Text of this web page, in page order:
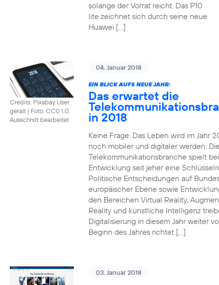
solange der Vorrat reicht. Das P10
lite zeichnet sich durch seine neue
Huawei […]
Credits: Pixabay User
geralt | Foto: CC0 1.0,
Ausschnitt bearbeitet
04. Januar 2018
EIN BLICK AUFS NEUE JAHR:
Das erwartet die
in 2018
Keine Frage: Das Leben wird im Jahr
noch mobiler und digitaler werden.
Telekommunikationsbranche spielt
Entwicklung seit jeher eine
Politische Entscheidungen auf
europäischer Ebene sowie
den Bereichen Virtual Reality,
Reality und künstliche Intelligenz
Digitalisierung in diesem Jahr weiter
Beginn des Jahres richtet […]
03. Januar 2018